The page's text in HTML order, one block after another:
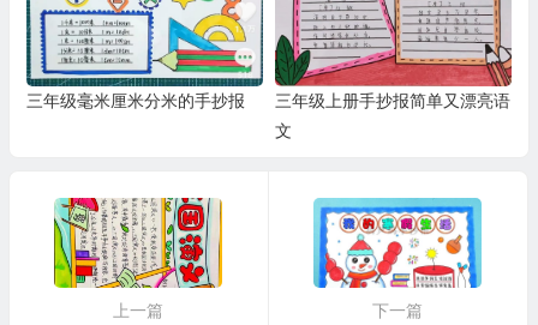
三年级毫米厘米分米的手抄报
三年级上册手抄报简单又漂亮语
文
上一篇
下一篇